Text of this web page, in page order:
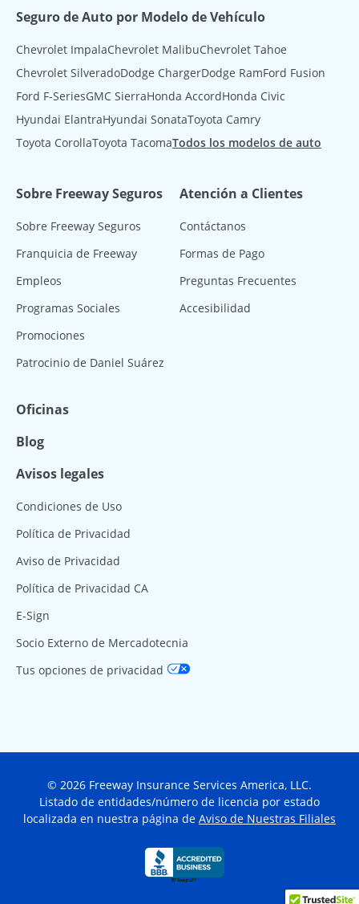
Seguro de Auto por Modelo de Vehículo
Chevrolet ImpalaChevrolet MalibuChevrolet Tahoe
Chevrolet SilveradoDodge ChargerDodge RamFord Fusion
Ford F-SeriesGMC SierraHonda AccordHonda Civic
Hyundai ElantraHyundai SonataToyota Camry
Toyota CorollaToyota TacomaTodos los modelos de auto
Sobre Freeway Seguros
Sobre Freeway Seguros
Franquicia de Freeway
Empleos
Programas Sociales
Promociones
Patrocinio de Daniel Suárez
Atención a Clientes
Contáctanos
Formas de Pago
Preguntas Frecuentes
Accesibilidad
Oficinas
Blog
Avisos legales
Condiciones de Uso
Política de Privacidad
Aviso de Privacidad
Política de Privacidad CA
E-Sign
Socio Externo de Mercadotecnia
Tus opciones de privacidad
© 2026 Freeway Insurance Services America, LLC.
Listado de entidades/número de licencia por estado
localizada en nuestra página de Aviso de Nuestras Filiales